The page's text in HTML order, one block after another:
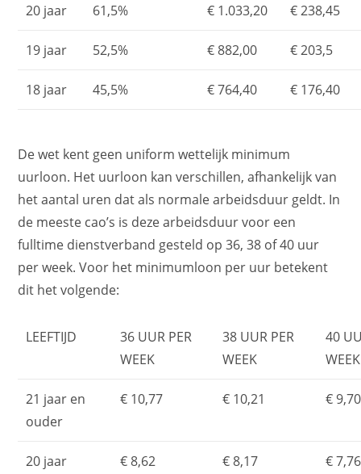
20 jaar 61,5% € 1.033,20 € 238,45
19 jaar 52,5% € 882,00 € 203,5
18 jaar 45,5% € 764,40 € 176,40
De wet kent geen uniform wettelijk minimum
uurloon. Het uurloon kan verschillen, afhankelijk van
het aantal uren dat als normale arbeidsduur geldt. In
de meeste cao’s is deze arbeidsduur voor een
fulltime dienstverband gesteld op 36, 38 of 40 uur
per week. Voor het minimumloon per uur betekent
dit het volgende:
LEEFTIJD
36 UUR PER
WEEK
38 UUR PER
WEEK
40
WEEK
21 jaar en
ouder
€ 10,77 € 10,21 € 9,70
20 jaar € 8,62 € 8,17 € 7,76